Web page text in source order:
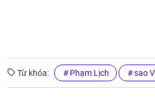
Từ khóa: Phạm Lịch sao